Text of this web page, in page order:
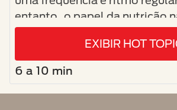
entanto, o papel da nutrição
cardíaca em pets é
EXIBIR HOT
6 a 10 min